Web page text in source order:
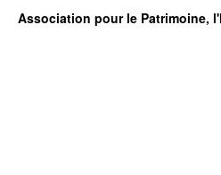
Association pour le Patrimoine,